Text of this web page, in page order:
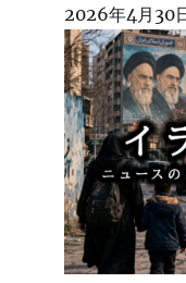
2026年4月30